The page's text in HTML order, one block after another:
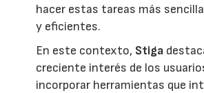
hacer estas tareas más
y eficientes.
En este contexto, Stiga
creciente interés de los
incorporar herramientas que